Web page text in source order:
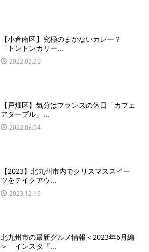
【小倉南区】究極のまかないカレー？
「トントンカリー...
2022.03.20
【戸畑区】気分はフランスの休日「カフェ
アターブル」...
2022.03.04
【2023】北九州市内でクリスマススイー
ツをテイクアウ...
2023.12.19
北九州市の最新グルメ情報＜2023年6月編
＞ インスタ『...